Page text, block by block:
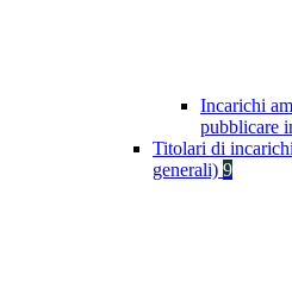
Incarichi
pubblicare
Titolari di
generali) 9